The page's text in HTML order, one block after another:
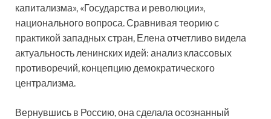
капитализма», «Государства и революции»,
национального вопроса. Сравнивая теорию с
практикой западных стран, Елена отчетливо видела
актуальность ленинских идей: анализ классовых
противоречий, концепцию демократического
централизма.
Вернувшись в Россию, она сделала осознанный